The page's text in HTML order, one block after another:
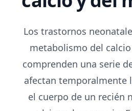
Los trastornos
metabolismo del
comprenden una serie
afectan temporalmente
el cuerpo de un recién